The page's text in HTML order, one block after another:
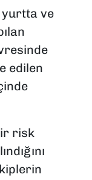
yurtta ve
edilen
risk